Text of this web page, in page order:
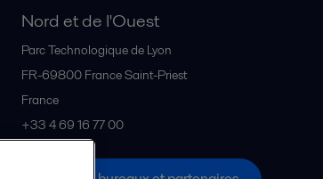
Nord et de l'Ouest
Parc Technologique de Lyon
FR-69800 France Saint-Priest
France
+33 4 69 16 77 00